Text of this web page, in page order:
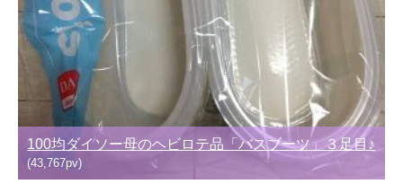
100均ダイソー母のヘビロテ品「バスブーツ」３足目♪
(43,767pv)